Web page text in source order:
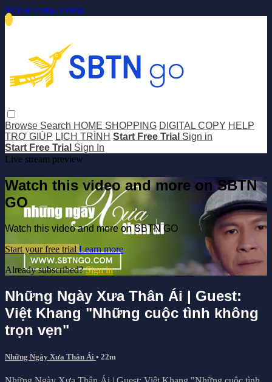
Skip to main content
Browse Search HOME SHOPPING DIGITAL COPY HELP
TRỢ GIÚP LỊCH TRÌNH Start Free Trial Sign in
Start Free Trial Sign In
Live stream preview
Watch this video and more on SBTN
GO
Watch this video and more on SBTN GO
Start your free trial Learn more
Already subscribed?Sign in
Những Ngày Xưa Thân Ái | Guest:
Việt Khang "Những cuộc tình không
trọn vẹn"
Những Ngày Xưa Thân Ái • 22m